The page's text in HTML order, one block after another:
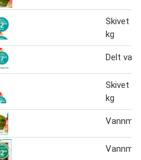
Skivet
kg
Delt
Skivet
kg